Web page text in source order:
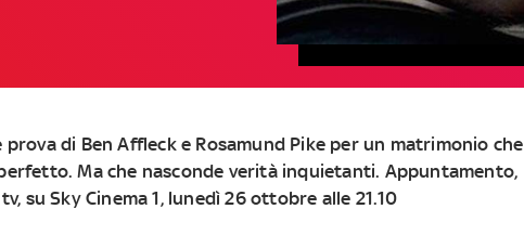
prova di Ben Affleck e Rosamund Pike per un matrimonio che
Ma che nasconde verità inquietanti. Appuntamento,
su Sky Cinema 1, lunedì 26 ottobre alle 21.10